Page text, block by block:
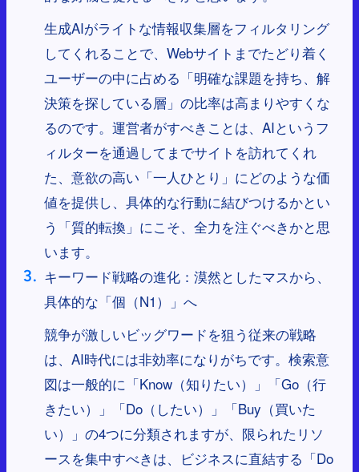
生成AIがライトな情報収集層をフィルタリング
してくれることで、Webサイトまでたどり着く
ユーザーの中に占める「明確な課題を持ち、解
決策を探している層」の比率は高まりやすくな
るのです。運営者がすべきことは、AIというフ
ィルターを通過してまでサイトを訪れてくれ
た、意欲の高い「一人ひとり」にどのような価
値を提供し、具体的な行動に結びつけるかとい
う「質的転換」にこそ、全力を注ぐべきかと思
います。
キーワード戦略の進化：漠然としたマスから、
具体的な「個（N1）」へ
競争が激しいビッグワードを狙う従来の戦略
は、AI時代には非効率になりがちです。検索意
図は一般的に「Know（知りたい）」「Go（行
きたい）」「Do（したい）」「Buy（買いた
い）」の4つに分類されますが、限られたリソ
ースを集中すべきは、ビジネスに直結する「Do